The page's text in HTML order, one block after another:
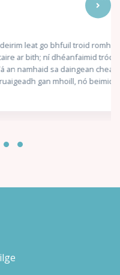
bhfuil troid romhainn.
dhéanfaimid trócaire
sa daingean cheana
mhoill, nó beimid
Lorgaireachta,
seo: éirigh
mór sa Rialtas, is